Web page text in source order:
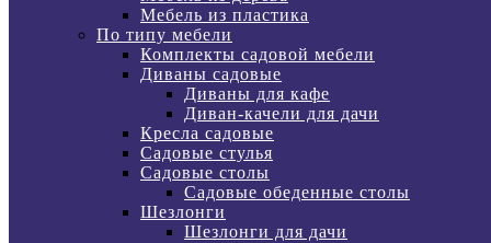
Мебель из пластика
По типу мебели
Комплекты садовой мебели
Диваны садовые
Диваны для кафе
Диван-качели для дачи
Кресла садовые
Садовые стулья
Садовые столы
Садовые обеденные столы
Шезлонги
Шезлонги для дачи